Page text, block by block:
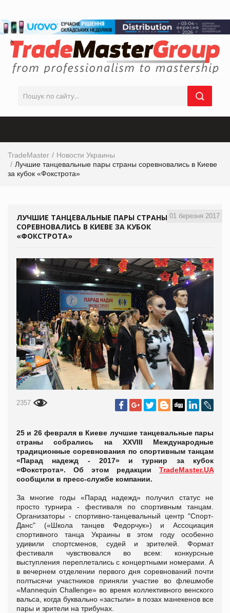
TradeMaster
Новости Украины
Лучшие танцевальные пары страны соревновались в Киеве
за кубок «Фокстрота»
01 березня 2017
ЛУЧШИЕ ТАНЦЕВАЛЬНЫЕ ПАРЫ СТРАНЫ
СОРЕВНОВАЛИСЬ В КИЕВЕ ЗА КУБОК
«ФОКСТРОТА»
2357
25 и 26 февраля в Киеве лучшие танцевальные пары
страны собрались на XXVIII Международные
традиционные соревнования по спортивным танцам
«Парад надежд - 2017» и турнир за кубок
«Фокстрота». Об этом редакции TradeMaster.UA
сообщили в пресс-службе компании.
За многие годы «Парад надежд» получил статус не
просто турнира - фестиваля по спортивным танцам.
Организаторы - спортивно-танцевальный центр "Спорт-
Данс" («Школа танцев Федорчук») и Ассоциация
спортивного танца Украины в этом году особенно
удивили спортсменов, судей и зрителей. Формат
фестиваля чувствовался во всем: конкурсные
выступления переплетались с концертными номерами. А
в вечернем отделении первого дня соревнований почти
полтысячи участников приняли участие во флешмобе
«Mannequin Challenge» во время коллективного венского
вальса, когда буквально «застыли» в позах манекенов все
пары и зрители на трибунах.